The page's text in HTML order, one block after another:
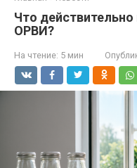
Что
ОРВИ?
На чтение: 5 мин